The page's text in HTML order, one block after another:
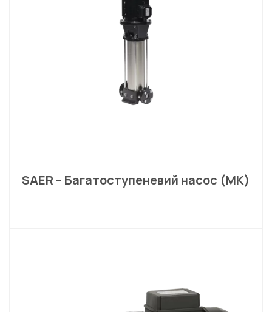
SAER – Багатоступеневий насос (MK)